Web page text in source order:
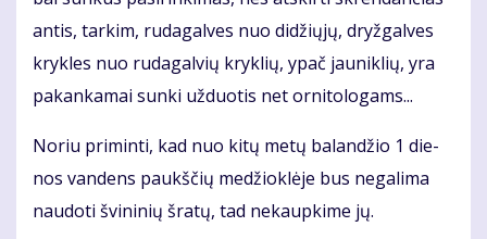
an­tis, tar­kim, ru­da­gal­ves nuo di­džių­jų, dryž­gal­ves
kryk­les nuo ru­da­gal­vių kryk­lių, ypač jau­nik­lių, yra
pa­kan­ka­mai sun­ki už­duo­tis net or­ni­to­lo­gams...
No­riu pri­min­ti, kad nuo ki­tų me­tų ba­lan­džio 1 die­
nos van­dens paukš­čių me­džiok­lė­je bus ne­ga­li­ma
nau­do­ti švi­ni­nių šra­tų, tad ne­kaup­ki­me jų.